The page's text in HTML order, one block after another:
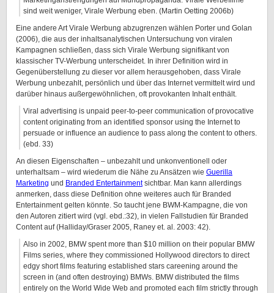
sind weit weniger, Virale Werbung eben. (Martin Oetting 2006b)
Eine andere Art Virale Werbung abzugrenzen wählen Porter und Golan
(2006), die aus der inhaltsanalytischen Untersuchung von viralen
Kampagnen schließen, dass sich Virale Werbung signifikant von
klassischer TV-Werbung unterscheidet. In ihrer Definition wird in
Gegenüberstellung zu dieser vor allem herausgehoben, dass Virale
Werbung unbezahlt, persönlich und über das Internet vermittelt wird und
darüber hinaus außergewöhnlichen, oft provokanten Inhalt enthält.
Viral advertising is unpaid peer-to-peer communication of provocative
content originating from an identified sponsor using the Internet to
persuade or influence an audience to pass along the content to others.
(ebd. 33)
An diesen Eigenschaften – unbezahlt und unkonventionell oder
unterhaltsam – wird wiederum die Nähe zu Ansätzen wie Guerilla
Marketing und Branded Entertainmentsichtbar. Man kann allerdings
anmerken, dass diese Definition ohne weiteres auch für Branded
Entertainment gelten könnte. So taucht jene BWM-Kampagne, die von
den Autoren zitiert wird (vgl. ebd.:32), in vielen Fallstudien für Branded
Content auf (Halliday/Graser 2005, Raney et. al. 2003: 42).
Also in 2002, BMW spent more than $10 million on their popular BMW
Films series, where they commissioned Hollywood directors to direct
edgy short films featuring established stars careening around the
screen in (and often destroying) BMWs. BMW distributed the films
entirely on the World Wide Web and promoted each film strictly through